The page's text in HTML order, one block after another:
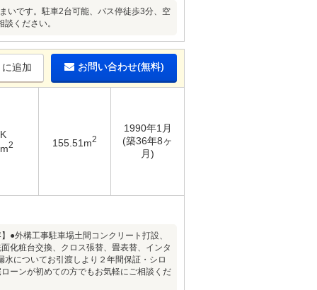
いです。駐車2台可能、バス停徒歩3分、空
ください。
追加 お問い合わせ(無料)
2 155.51m2
1990年1月
(築36年8ヶ
月)
●外構工事駐車場土間コンクリート打設、
化粧台交換、クロス張替、畳表替、インタ
についてお引渡しより２年間保証・シロ
ーンが初めての方でもお気軽にご相談くだ